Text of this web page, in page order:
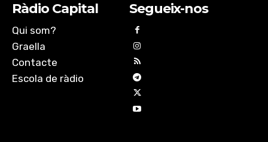
Ràdio Capital
Qui som?
Graella
Contacte
Escola de ràdio
Segueix-nos